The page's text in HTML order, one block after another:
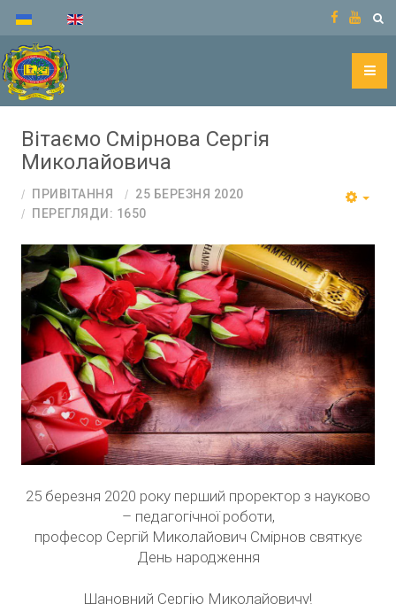
Вітаємо Смірнова Сергія
Миколайовича
ПРИВІТАННЯ
25 БЕРЕЗНЯ 2020
ПЕРЕГЛЯДИ: 1650
25 березня 2020 року перший проректор з науково
– педагогічної роботи,
професор Сергій Миколайович Смірнов святкує
День народження
Шановний Сергію Миколайовичу!